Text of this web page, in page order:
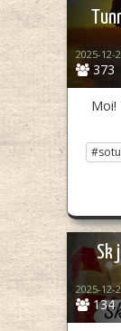
373
2025-12-
Moi!
Sk
134
2025-12-